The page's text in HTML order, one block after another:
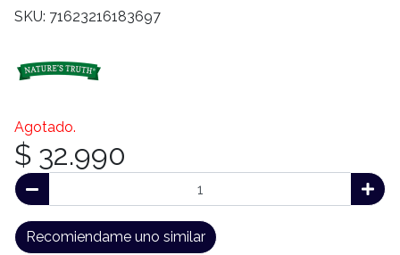
SKU: 71623216183697
Agotado.
$ 32.990
Recomiendame uno similar